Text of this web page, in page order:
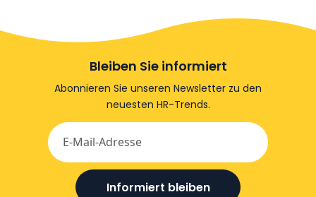
Bleiben Sie informiert
Abonnieren Sie unseren Newsletter zu den
neuesten HR-Trends.
Informiert bleiben